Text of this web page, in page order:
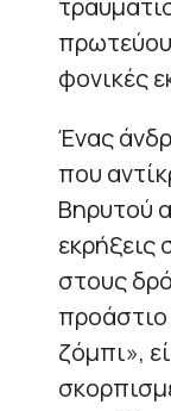
φονικές
Ένας
που
Βηρυτού
εκρήξεις
στους
ζόμπι»,